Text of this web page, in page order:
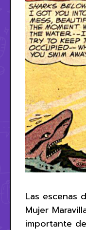
Las escenas
Mujer
importante